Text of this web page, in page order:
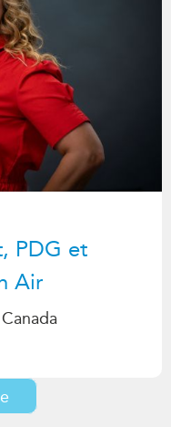
PDG et
Air